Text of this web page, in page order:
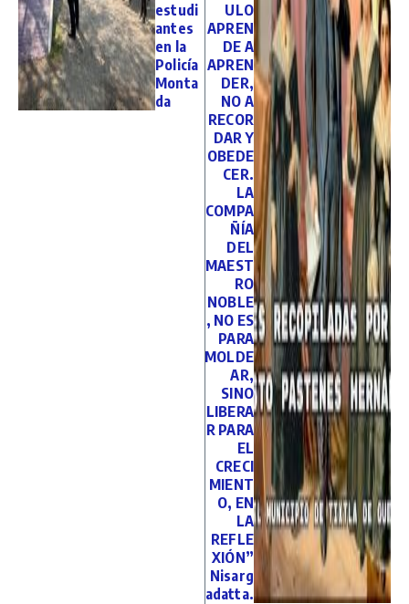
estudi
antes
en la
Policía
Monta
da
ULO
APREN
DE A
APREN
DER,
NO A
RECOR
DAR Y
OBEDE
CER.
LA
COMPA
ÑÍA
DEL
MAEST
RO
NOBLE
, NO ES
PARA
MOLDE
AR,
SINO
LIBERA
R PARA
EL
CRECI
MIENT
O, EN
LA
REFLE
XIÓN”
Nisarg
adatta.